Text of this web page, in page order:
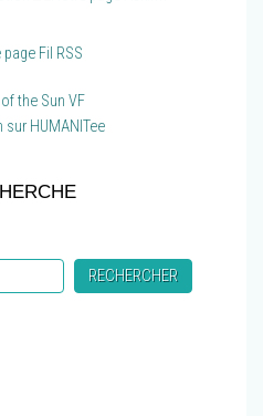
the Sun VF
sur HUMANITee
RECHERCHER